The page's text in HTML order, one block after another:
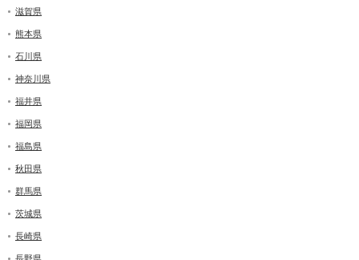
滋賀県
熊本県
石川県
神奈川県
福井県
福岡県
福島県
秋田県
群馬県
茨城県
長崎県